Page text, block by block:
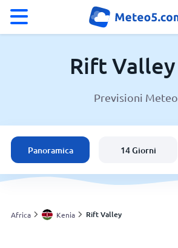
Meteo in Rift Valley
Kenia
Italia
Svizzera
Rift Valley
Previsioni Meteo
Panoramica 14 Giorni
Africa Kenia Rift Valley